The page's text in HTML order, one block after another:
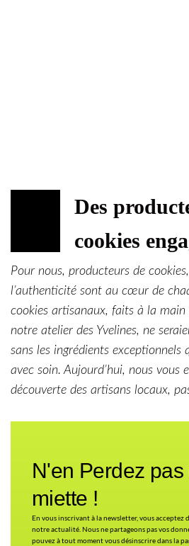
Des
cookies
Pour nous, producteurs de
l’authenticité sont au cœur de
cookies artisanaux, faits à la
notre atelier des Yvelines, ne
sans les ingrédients exceptionnels
avec soin. Aujourd’hui, nous vous
découverte des artisans locaux,
N'en Perdez pas
miette !
En vous inscrivant à la newsletter, vous acceptez
notre actualité. Nous ne partageons pas vos
pouvez à tout moment vous désinscrire dans la